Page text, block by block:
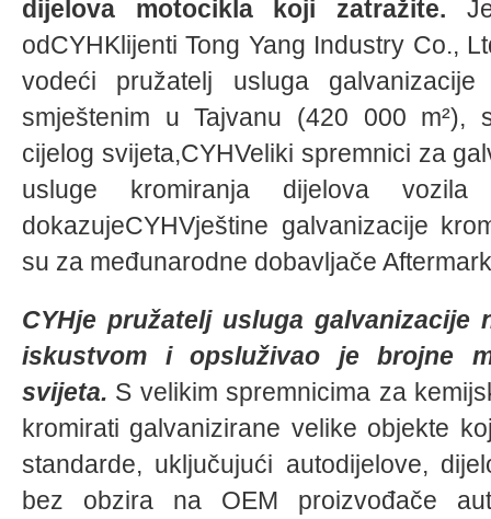
dijelova motocikla koji zatražite.
odCYHKlijenti Tong Yang Industry Co.,
vodeći pružatelj usluga
smještenim u Tajvanu (420 000 m²),
cijelog svijeta,CYHVeliki spremnici za
usluge kromiranja dijelova
dokazujeCYHVještine galvanizacije
su za međunarodne dobavljače
CYHje pružatelj usluga
iskustvom i opsluživao je brojne
svijeta. S velikim spremnicima za
kromirati galvanizirane velike objekte
standarde, uključujući autodijelove,
bez obzira na OEM proizvođače